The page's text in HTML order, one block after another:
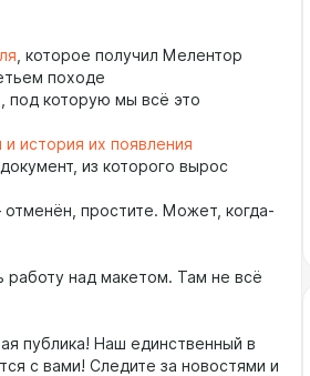
, которое получил Мелентор
походе
под которую мы всё это
история их появления
из которого вырос
отменён, простите. Может, когда-
работу над макетом. Там не всё
публика! Наш единственный в
с вами! Следите за новостями и